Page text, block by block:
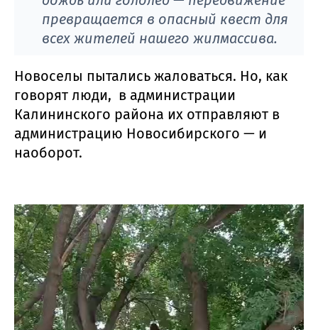
превращается в опасный квест для
всех жителей нашего жилмассива.
Новоселы пытались жаловаться. Но, как
говорят люди, в администрации
Калининского района их отправляют в
администрацию Новосибирского — и
наоборот.
Видеоплеер